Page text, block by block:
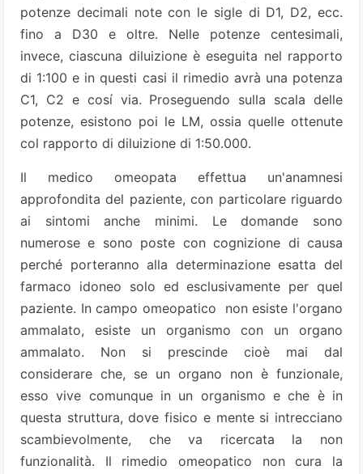
potenze decimali note con le sigle di D1, D2, ecc.
fino a D30 e oltre. Nelle potenze centesimali,
invece, ciascuna diluizione è eseguita nel rapporto
di 1:100 e in questi casi il rimedio avrà una potenza
C1, C2 e cosí via. Proseguendo sulla scala delle
potenze, esistono poi le LM, ossia quelle ottenute
col rapporto di diluizione di 1:50.000.
Il medico omeopata effettua un'anamnesi
approfondita del paziente, con particolare riguardo
ai sintomi anche minimi. Le domande sono
numerose e sono poste con cognizione di causa
perché porteranno alla determinazione esatta del
farmaco idoneo solo ed esclusivamente per quel
paziente. In campo omeopatico non esiste l'organo
ammalato, esiste un organismo con un organo
ammalato. Non si prescinde cioè mai dal
considerare che, se un organo non è funzionale,
esso vive comunque in un organismo e che è in
questa struttura, dove fisico e mente si intrecciano
scambievolmente, che va ricercata la non
funzionalità. Il rimedio omeopatico non cura la